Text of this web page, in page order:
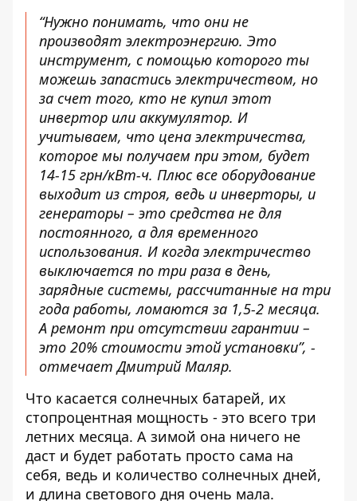
“Нужно понимать, что они не
производят электроэнергию. Это
инструмент, с помощью которого ты
можешь запастись электричеством, но
за счет того, кто не купил этот
инвертор или аккумулятор. И
учитываем, что цена электричества,
которое мы получаем при этом, будет
14-15 грн/кВт-ч. Плюс все оборудование
выходит из строя, ведь и инверторы, и
генераторы – это средства не для
постоянного, а для временного
использования. И когда электричество
выключается по три раза в день,
зарядные системы, рассчитанные на три
года работы, ломаются за 1,5-2 месяца.
А ремонт при отсутствии гарантии –
это 20% стоимости этой установки”, -
отмечает Дмитрий Маляр.
Что касается солнечных батарей, их
стопроцентная мощность - это всего три
летних месяца. А зимой она ничего не
даст и будет работать просто сама на
себя, ведь и количество солнечных дней,
и длина светового дня очень мала.